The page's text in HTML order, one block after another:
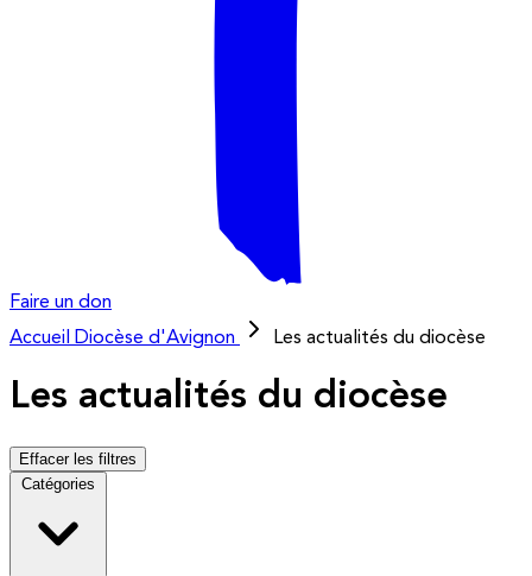
Faire un don
Accueil
Diocèse d'Avignon Les actualités du diocèse
Les actualités du diocèse
Effacer les filtres
Catégories